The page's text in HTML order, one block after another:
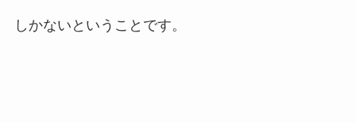
しかないということです。